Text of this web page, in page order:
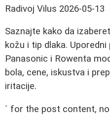
Radivoj Vilus 2026-05-13
Saznajte kako da
kožu i tip dlaka.
Panasonic i Rowenta
bola, cene, iskustva i
iritacije.
` for the post content,